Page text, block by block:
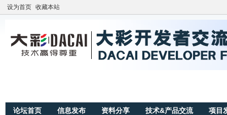
设为首页 收藏本站
论坛首页 信息发布 资料分享 技术&产品交流 项目